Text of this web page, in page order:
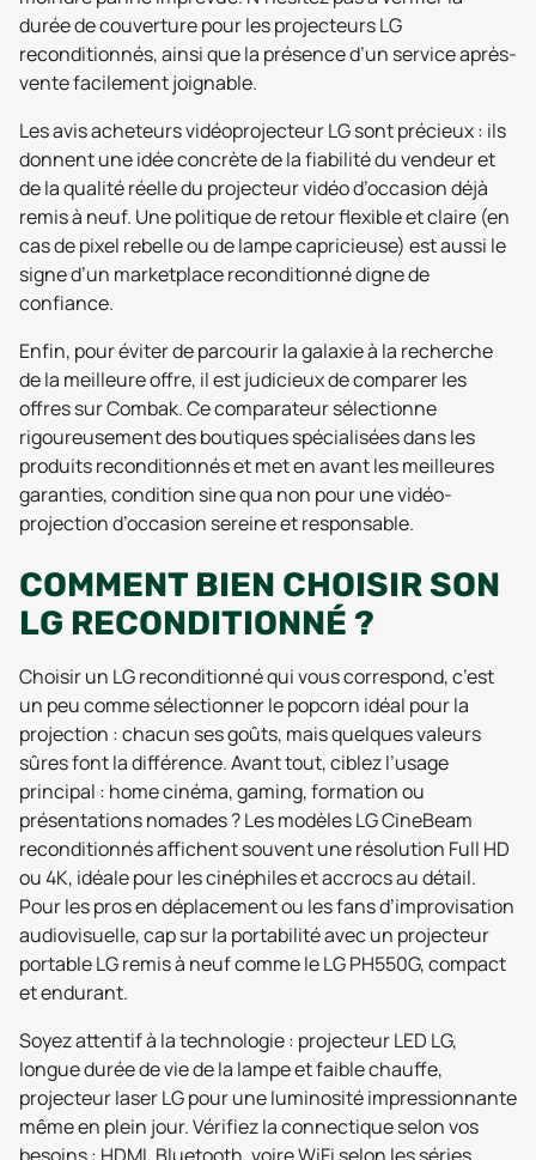
durée de couverture pour les projecteurs LG
reconditionnés, ainsi que la présence d’un service après-
vente facilement joignable.
Les avis acheteurs vidéoprojecteur LG sont précieux : ils
donnent une idée concrète de la fiabilité du vendeur et
de la qualité réelle du projecteur vidéo d’occasion déjà
remis à neuf. Une politique de retour flexible et claire (en
cas de pixel rebelle ou de lampe capricieuse) est aussi le
signe d’un marketplace reconditionné digne de
confiance.
Enfin, pour éviter de parcourir la galaxie à la recherche
de la meilleure offre, il est judicieux de comparer les
offres sur Combak. Ce comparateur sélectionne
rigoureusement des boutiques spécialisées dans les
produits reconditionnés et met en avant les meilleures
garanties, condition sine qua non pour une vidéo-
projection d’occasion sereine et responsable.
COMMENT BIEN CHOISIR SON
LG RECONDITIONNÉ ?
Choisir un LG reconditionné qui vous correspond, c’est
un peu comme sélectionner le popcorn idéal pour la
projection : chacun ses goûts, mais quelques valeurs
sûres font la différence. Avant tout, ciblez l’usage
principal : home cinéma, gaming, formation ou
présentations nomades ? Les modèles LG CineBeam
reconditionnés affichent souvent une résolution Full HD
ou 4K, idéale pour les cinéphiles et accrocs au détail.
Pour les pros en déplacement ou les fans d’improvisation
audiovisuelle, cap sur la portabilité avec un projecteur
portable LG remis à neuf comme le LG PH550G, compact
et endurant.
Soyez attentif à la technologie : projecteur LED LG,
longue durée de vie de la lampe et faible chauffe,
projecteur laser LG pour une luminosité impressionnante
même en plein jour. Vérifiez la connectique selon vos
besoins : HDMI, Bluetooth, voire WiFi selon les séries,